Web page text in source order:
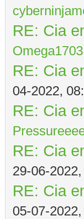
RE: Cia
Omega1703
RE: Cia
04-2022,
RE: Cia
RE: Cia
29-06-
RE: Cia
05-07-